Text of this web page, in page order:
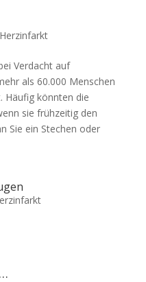
Herzinfarkt
Verdacht auf
als 60.000 Menschen
Häufig könnten die
sie frühzeitig den
Sie ein Stechen oder